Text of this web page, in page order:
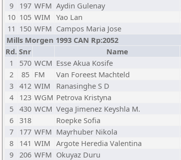
9
197 WFM Aydin Gulenay
10 105 WIM Yao Lan
11 150 WFM Campos Maria Jose
Mills Morgen 1993 CAN Rp:2052
Rd. Snr Name
1
570 WCM Esse Akua Kosife
2
85 FM Van Foreest Machteld
3 412 WIM Ranasinghe S D
4
123 WGM Petrova Kristyna
5 430 WCM Vega Jimenez Keyshla M.
6 318 Roepke Sofia
7
177 WFM Mayrhuber Nikola
8
141 WIM Argote Heredia Valentina
9 206 WFM Okuyaz Duru